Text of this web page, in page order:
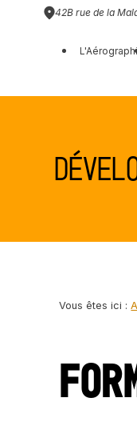
42B rue de la
Vous êtes ici :
Panneau de gestion